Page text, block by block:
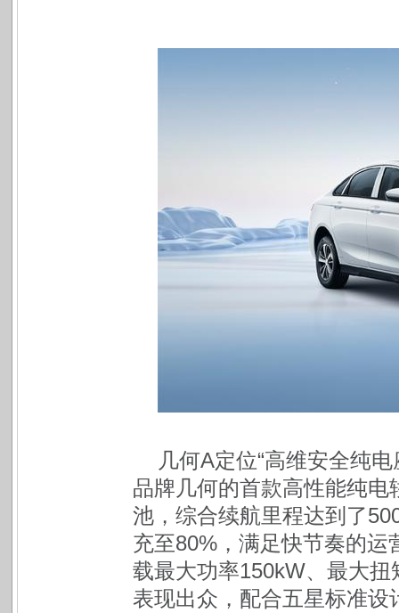
几何A定位“高维安全纯
品牌几何的首款高性能纯
池，综合续航里程达到了
充至80%，满足快节奏的
载最大功率150kW、最大
表现出众，配合五星标准